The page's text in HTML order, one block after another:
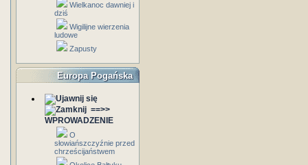
Wielkanoc dawniej i
dziś
Wigilijne wierzenia
ludowe
Zapusty
Europa Pogańska
==>>
WPROWADZENIE
O
słowiańszczyźnie przed
chrześcijaństwem